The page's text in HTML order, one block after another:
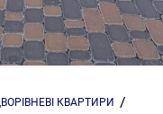
КВАРТИРИ